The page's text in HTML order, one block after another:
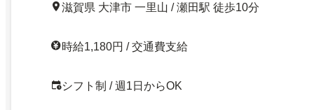
滋賀県 大津市 一里山 / 瀬田駅 徒歩10分
時給1,180円 / 交通費支給
シフト制 / 週1日からOK